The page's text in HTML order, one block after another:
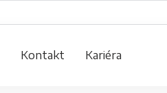
Kontakt Kariéra